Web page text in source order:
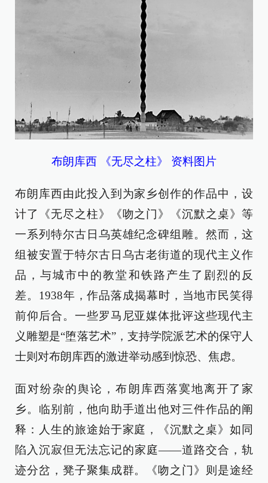
布朗库西 《无尽之柱》 资料图片
布朗库西由此投入到为家乡创作的作品中，设
计了《无尽之柱》《吻之门》《沉默之桌》等
一系列特尔古日乌英雄纪念碑组雕。然而，这
组被安置于特尔古日乌古老街道的现代主义作
品，与城市中的教堂和铁路产生了剧烈的反
差。1938年，作品落成揭幕时，当地市民笑得
前仰后合。一些罗马尼亚媒体批评这些现代主
义雕塑是“堕落艺术”，支持学院派艺术的保守人
士则对布朗库西的激进举动感到惊恐、焦虑。
面对纷杂的舆论，布朗库西落寞地离开了家
乡。临别前，他向助手道出他对三件作品的阐
释：人生的旅途始于家庭，《沉默之桌》如同
陷入沉寂但无法忘记的家庭——道路交合，轨
迹分岔，凳子聚集成群。《吻之门》则是途经